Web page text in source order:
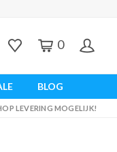
0
BLOG
LEVERING MOGELIJK!